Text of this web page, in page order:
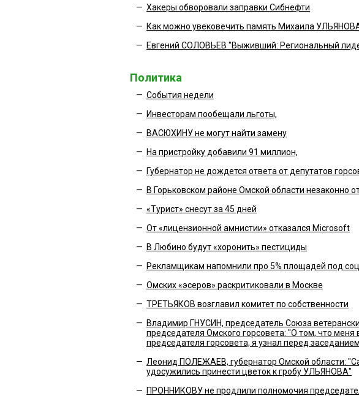
— Хакеры обворовали заправки Сибнефти
— Как можно увековечить память Михаила
— Евгений СОЛОВЬЕВ "Выживший: Региональный
Политика
— События недели
— Инвесторам пообещали льготы,
— ВАСЮХИНУ не могут найти замену
— На пристройку добавили 91 миллион,
— Губернатор не дождется ответа от депутатов
— В Горьковском районе Омской области незаконно
— «Турист» снесут за 45 дней
— От «лицензионной амнистии» отказался Microsoft
— В Любино будут «хоронить» пестициды
— Рекламщикам напомнили про 5% площадей под
— Омских «эсеров» раскритиковали в Москве
— ТРЕТЬЯКОВ возглавил комитет по собственности
— Владимир ГНУСИН, председатель Союза
председателя Омского горсовета: "О том, что меня
председателя горсовета, я узнал перед
— Леонид ПОЛЕЖАЕВ, губернатор Омской области:
удосужились принести цветок к гробу УЛЬЯНОВА"
— ПРОННИКОВУ не продлили полномочия